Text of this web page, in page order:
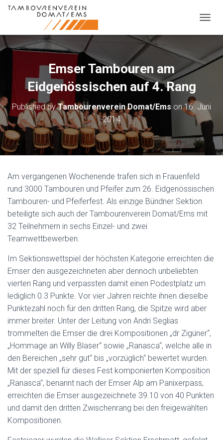
Emser Tambouren am
Eidgenössischen auf 4. Rang
Published byTambourenverein Domat/Ems on16. Juni
2014
Am vergangenen Wochenende trafen sich in Frauenfeld
rund 3000 Tambouren und Pfeifer zum 26. Eidgenössischen
Tambouren- und Pfeiferfest. Als einzige Bündner Sektion
beteiligte sich auch der Tambourenverein Domat/Ems mit
32 Teilnehmern in sechs Einzel- und zwei
Teamwettbewerben.
Im Sektionswettspiel der höchsten Kategorie erreichten die
Emser den ausgezeichneten aber dennoch unbeliebten
vierten Rang und verpassten damit einen Podestplatz um
lediglich 0.3 Punkte. Vor vier Jahren reichte ihnen dieselbe
Punktezahl noch für den dritten Rang, die Spitze wird aber
immer breiter. Unter der Leitung von Andri Seglias
trommelten die Emser die drei Kompositionen „dr Zigüner“,
„Hommage an Willy Blaser“ sowie „Ranasca“, welche alle in
den Bereichen „sehr gut“ bis „vorzüglich“ bewertet wurden.
Mit der speziell für dieses Fest komponierten Komposition
„Ranasca“, benannt nach der Emser Alp am Panixerpass,
erreichten die Emser ausgezeichnete 39.10 von 40 Punkten
und damit den dritten Zwischenrang bei den freigewählten
Kompositionen.